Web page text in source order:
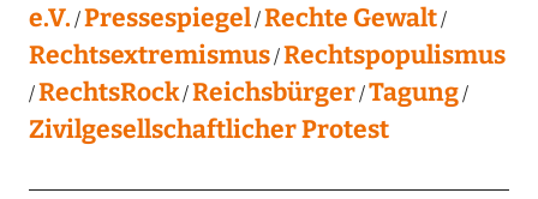
e.V. Pressespiegel Rechte Gewalt
Rechtsextremismus Rechtspopulismus
RechtsRock Reichsbürger Tagung
Zivilgesellschaftlicher Protest